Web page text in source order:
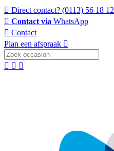
Direct contact? (0113) 56 18 12
Contact via WhatsApp
Contact
Plan een afspraak